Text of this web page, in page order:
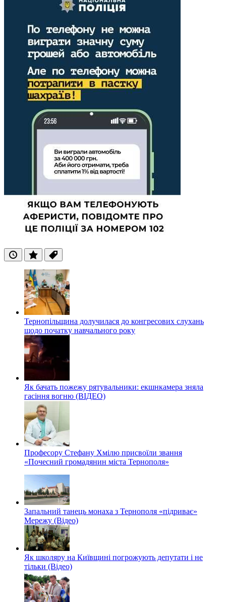
ОстанніПопулярні
Теги
Тернопільщина долучилася до конгресових слухань
щодо початку навчального року
Як бачать пожежу рятувальники: екшнкамера зняла
гасіння вогню (ВІДЕО)
Професору Стефану Хмілю присвоїли звання
«Почесний громадянин міста Тернополя»
Запальний танець монаха з Тернополя «підриває»
Мережу (Відео)
Як школяру на Київщині погрожують депутати і не
тільки (Відео)